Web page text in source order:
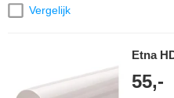
Vergelijk
Etna
55,-